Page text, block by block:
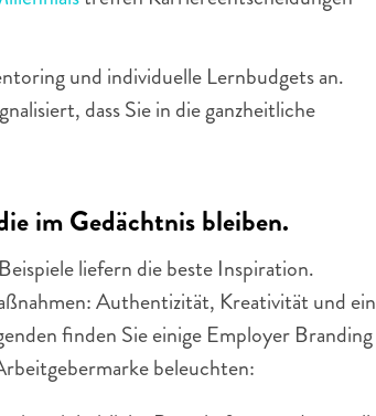
und individuelle Lernbudgets an.
dass Sie in die ganzheitliche
im Gedächtnis bleiben.
liefern die beste Inspiration.
Authentizität, Kreativität und ein
finden Sie einige Employer Branding
beleuchten: